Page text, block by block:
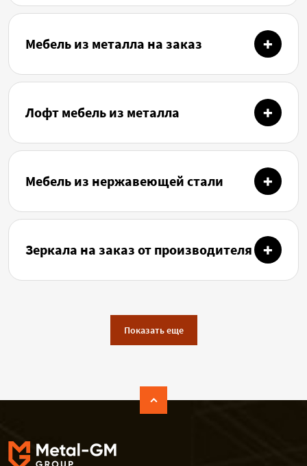
Мебель из металла на заказ
Лофт мебель из металла
Мебель из нержавеющей стали
Зеркала на заказ от производителя
Показать еще